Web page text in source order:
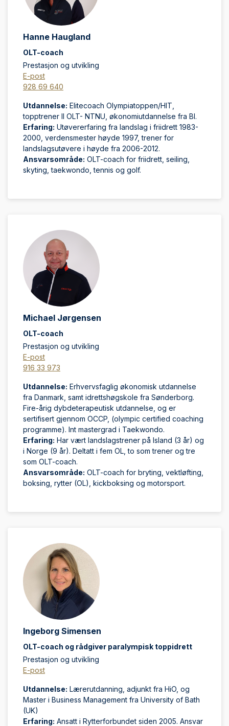
Hanne Haugland
OLT-coach
Prestasjon og utvikling
E-post
928 69 640
Utdannelse: Elitecoach Olympiatoppen/HIT,
topptrener II OLT- NTNU, økonomiutdannelse fra BI.
Erfaring: Utøvererfaring fra landslag i friidrett 1983-
2000, verdensmester høyde 1997, trener for
landslagsutøvere i høyde fra 2006-2012.
Ansvarsområde: OLT-coach for friidrett, seiling,
skyting, taekwondo, tennis og golf.
Michael Jørgensen
OLT-coach
Prestasjon og utvikling
E-post
916 33 973
Utdannelse: Erhvervsfaglig økonomisk utdannelse
fra Danmark, samt idrettshøgskole fra Sønderborg.
Fire-årig dybdeterapeutisk utdannelse, og er
sertifisert gjennom OCCP, (olympic certified coaching
programme). Int mastergrad i Taekwondo.
Erfaring: Har vært landslagstrener på Island (3 år) og
i Norge (9 år). Deltatt i fem OL, to som trener og tre
som OLT-coach.
Ansvarsområde: OLT-coach for bryting, vektløfting,
boksing, rytter (OL), kickboksing og motorsport.
Ingeborg Simensen
OLT-coach og rådgiver paralympisk toppidrett
Prestasjon og utvikling
E-post
Utdannelse: Lærerutdanning, adjunkt fra HiO, og
Master i Business Management fra University of Bath
(UK)
Erfaring: Ansatt i Rytterforbundet siden 2005. Ansvar